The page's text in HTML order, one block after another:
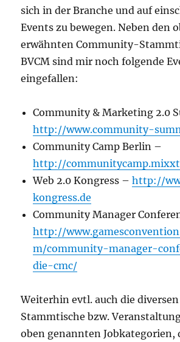
sich in der Branche und auf
Events zu bewegen. Neben den
erwähnten Community-
BVCM sind mir noch folgende
eingefallen:
Community & Marketing 2.0
http://www.community-
Community Camp Berlin –
http://
Web 2.0 Kongress –http://
kongress.de
Community Manager
http://
m/community-manager-
die-cmc/
Weiterhin evtl. auch die
Stammtische bzw.
oben genannten Jobkategorien,